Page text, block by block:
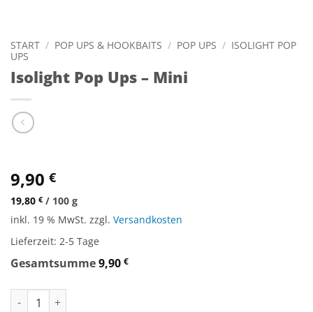
START / POP UPS & HOOKBAITS / POP UPS / ISOLIGHT POP
UPS
Isolight Pop Ups – Mini
9,90 €
19,80 € / 100 g
inkl. 19 % MwSt. zzgl. Versandkosten
Lieferzeit: 2-5 Tage
Gesamtsumme9,90 €
Isolight Pop Ups - Mini Menge